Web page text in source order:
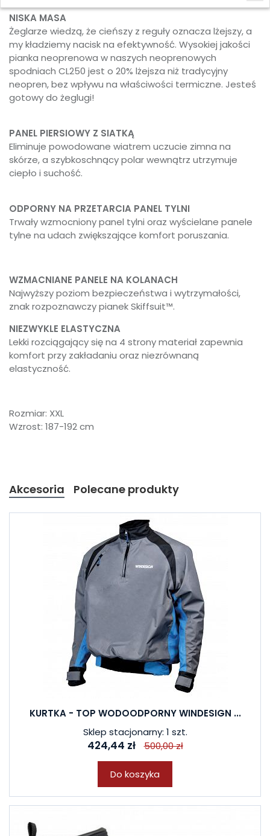
NISKA MASA
Żeglarze wiedzą, że cieńszy z reguły oznacza lżejszy, a
my kładziemy nacisk na efektywność. Wysokiej jakości
pianka neoprenowa w naszych neoprenowych
spodniach CL250 jest o 20% lżejsza niż tradycyjny
neopren, bez wpływu na właściwości termiczne. Jesteś
gotowy do żeglugi!
PANEL PIERSIOWY Z SIATKĄ
Eliminuje powodowane wiatrem uczucie zimna na
skórze, a szybkoschnący polar wewnątrz utrzymuje
ciepło i suchość.
ODPORNY NA PRZETARCIA PANEL TYLNI
Trwały wzmocniony panel tylni oraz wyścielane panele
tylne na udach zwiększające komfort poruszania.
WZMACNIANE PANELE NA KOLANACH
Najwyższy poziom bezpieczeństwa i wytrzymałości,
znak rozpoznawczy pianek Skiffsuit™.
NIEZWYKLE ELASTYCZNA
Lekki rozciągający się na 4 strony materiał zapewnia
komfort przy zakładaniu oraz niezrównaną
elastyczność.
Rozmiar: XXL
Wzrost: 187-192 cm
Akcesoria Polecane produkty
KURTKA - TOP WODOODPORNY WINDESIGN ...
Sklep stacjonarny: 1 szt.
424,44 zł 500,00 zł
Do koszyka